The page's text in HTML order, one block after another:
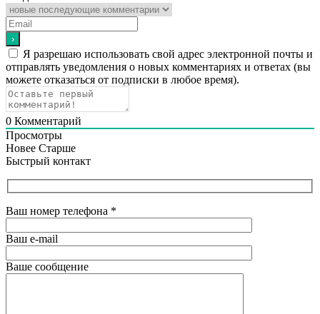
Я разрешаю использовать свой адрес электронной почты и
отправлять уведомления о новых комментариях и ответах (вы
можете отказаться от подписки в любое время).
0 Комментарий
Просмотры
Новее Старше
Быстрый контакт
Ваш номер телефона *
Ваш e-mail
Ваше сообщение